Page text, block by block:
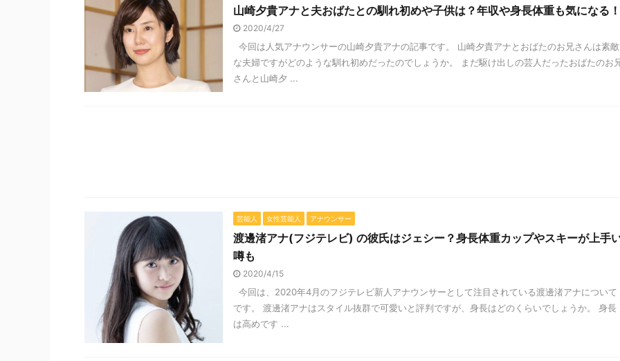
山崎夕貴アナと夫おばたとの馴れ初めや子供は？年収や身長体重も気になる！
2020/4/27
今回は人気アナウンサーの山崎夕貴アナの記事です。 山崎夕貴アナとおばたのお兄さんは素敵
な夫婦ですがどのような馴れ初めだったのでしょうか。 まだ駆け出しの芸人だったおばたのお
さんと山崎夕 ...
芸能人 女性芸能人 アナウンサー
渡邊渚アナ(フジテレビ) の彼氏はジェシー？身長体重カップやスキーが上手
噂も
2020/4/15
今回は、2020年4月のフジテレビ新人アナウンサーとして注目されている渡邊渚アナについて
です。 渡邊渚アナはスタイル抜群で可愛いと評判ですが、身長はどのくらいでしょうか。 身長
は高めです ...